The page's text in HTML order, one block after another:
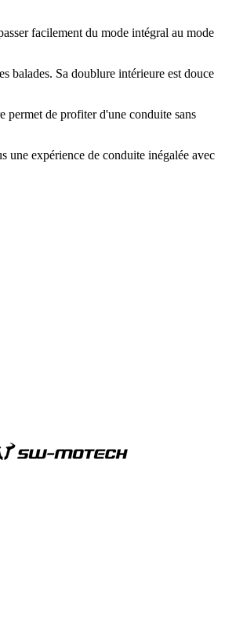
facilement du mode intégral au mode
balades. Sa doublure intérieure est douce
permet de profiter d'une conduite sans
expérience de conduite inégalée avec